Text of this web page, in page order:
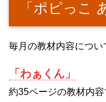
「ポピっこ
毎月の教材内容につい
「わぁくん」
約35ページの教材内